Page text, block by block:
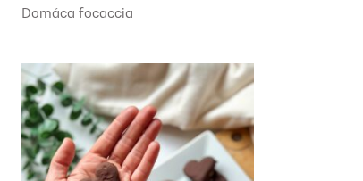
Domáca focaccia